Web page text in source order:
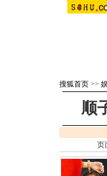
搜狐首页 >>
顺
页